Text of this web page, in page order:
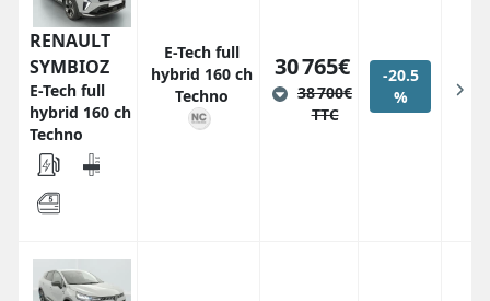
RENAULT
SYMBIOZ
E-Tech full
hybrid 160 ch
Techno
E-Tech full
hybrid 160 ch
Techno
30 765€
38 700€
TTC
-20.5
%